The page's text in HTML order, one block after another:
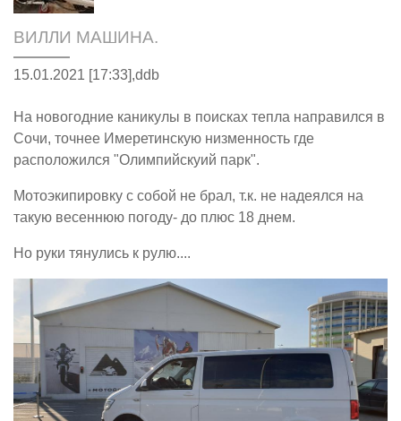
ВИЛЛИ МАШИНА.
15.01.2021 [17:33],ddb
На новогодние каникулы в поисках тепла направился в
Сочи, точнее Имеретинскую низменность где
расположился "Олимпийскуий парк".
Мотоэкипировку с собой не брал, т.к. не надеялся на
такую весеннюю погоду- до плюс 18 днем.
Но руки тянулись к рулю....